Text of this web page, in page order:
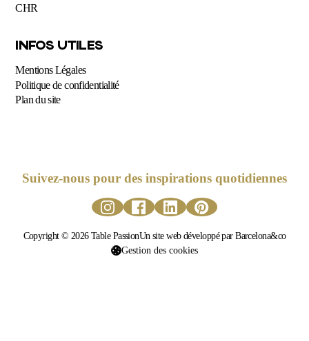
CHR
INFOS UTILES
Mentions Légales
Politique de confidentialité
Plan du site
Suivez-nous pour des inspirations quotidiennes
Copyright © 2026 Table PassionUn site web développé par Barcelona&co
Gestion des cookies